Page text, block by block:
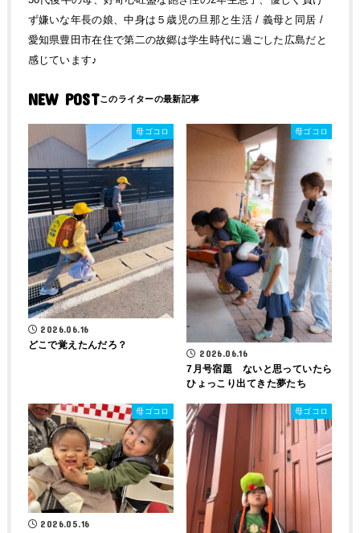
ず嫌いな年長の娘、中身は５歳児の旦那と生活 / 義母と同居 /
愛知県豊田市在住で第二の故郷は学生時代に過ごした広島だと
感じています♪
NEW POST
母ゴコロ
2026.06.16
どこで覚えたんだろ？
母ゴコロ
2026.06.16
7月号宿題 ないと思っていたら
ひょっこり出てきた夢たち
母ゴコロ
2026.05.16
母ゴコロ